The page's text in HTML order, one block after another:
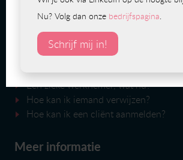
Wij zijn lid van de Groep Werk
Veelgestelde vragen
Ik ben ziek, wat nu?
Een zieke werknemer, wat nu?
Hoe kan ik iemand verwijzen?
Hoe kan ik een cliënt aanmelden?
Meer informatie